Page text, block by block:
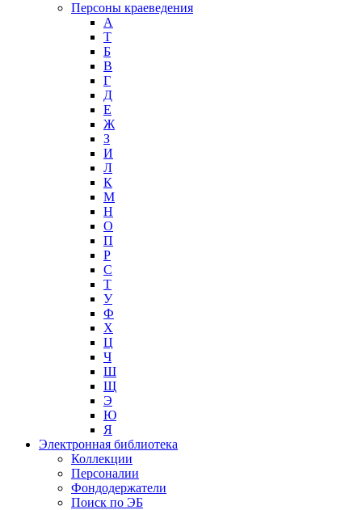
Персоны краеведения
А
T
Б
В
Г
Д
Е
Ж
З
И
Л
К
М
Н
О
П
Р
С
Т
У
Ф
Х
Ц
Ч
Ш
Щ
Э
Ю
Я
Электронная библиотека
Коллекции
Персоналии
Фондодержатели
Поиск по ЭБ